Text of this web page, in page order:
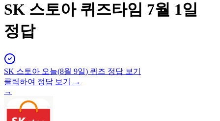
SK 스토아 퀴즈타임 7월 1일
정답
SK 스토아 오늘(8월 9일) 퀴즈 정답 보기
클릭하여 정답 보기 →
→